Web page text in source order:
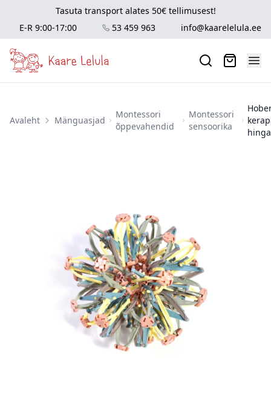
Tasuta transport alates 50€ tellimusest!
E-R 9:00-17:00
53 459 963 info@kaarelelula.ee
Avaleht Mänguasjad
Montessori
õppevahendid
Montessori
sensoorika